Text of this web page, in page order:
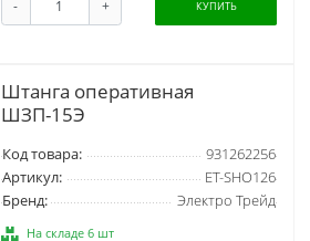
- + КУПИТЬ
Штанга оперативная
ШЗП-15Э
Код товара:
931262256
Артикул:
ET-SHO126
Бренд:
Электро Трейд
На складе 6 шт